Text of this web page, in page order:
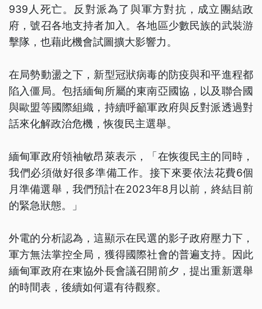
939人死亡。反對派為了與軍方對抗，成立團結政
府，號召各地支持者加入。各地區少數民族的武裝游
擊隊，也藉此機會試圖擴大影響力。
在局勢動盪之下，新型冠狀病毒的防疫與和平進程都
陷入僵局。包括緬甸所屬的東南亞國協，以及聯合國
與歐盟等國際組織，持續呼籲軍政府與反對派透過對
話來化解政治危機，恢復民主選舉。
緬甸軍政府領袖敏昂萊表示，「在恢復民主的同時，
我們必須做好很多準備工作。接下來要依法花費6個
月準備選舉，我們預計在2023年8月以前，終結目前
的緊急狀態。」
外電的分析認為，這顯示在民選的影子政府壓力下，
軍方無法掌控全局，獲得國際社會的普遍支持。因此
緬甸軍政府在東協外長會議召開前夕，提出重新選舉
的時間表，後續如何還有待觀察。